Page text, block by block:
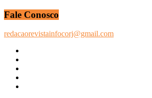
Fale Conosco
redacaorevistainfocorj@gmail.com